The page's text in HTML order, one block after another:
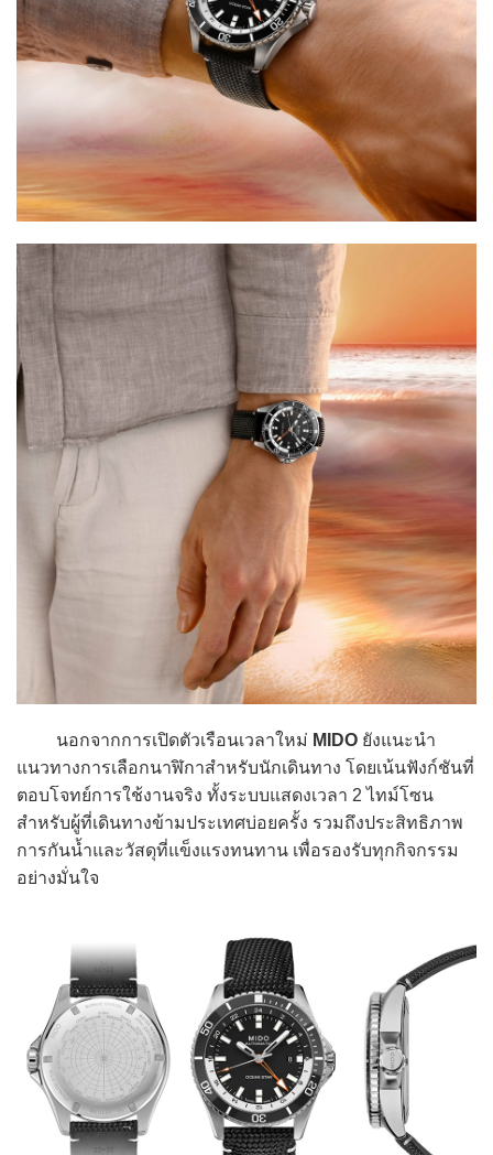
นอกจากการเปิดตัวเรือนเวลาใหม่ MIDO ยังแนะนำ
แนวทางการเลือกนาฬิกาสำหรับนักเดินทาง โดยเน้นฟังก์ชันที่
ตอบโจทย์การใช้งานจริง ทั้งระบบแสดงเวลา 2 ไทม์โซน
สำหรับผู้ที่เดินทางข้ามประเทศบ่อยครั้ง รวมถึงประสิทธิภาพ
การกันน้ำและวัสดุที่แข็งแรงทนทาน เพื่อรองรับทุกกิจกรรม
อย่างมั่นใจ